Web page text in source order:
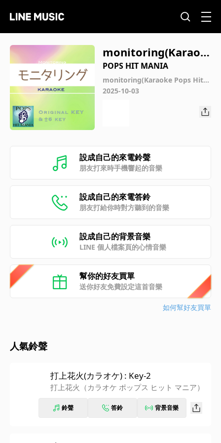
monitoring(Karaok
e) : Key-5 / wG
POPS HIT MANIA
monitoring(Karaoke Pops Hit
Mania)
2025-10-03
設成自己的來電鈴聲
朋友打來時手機響起的音樂
設成自己的來電答鈴
朋友打給你時對方聽到的音樂
設成自己的背景音樂
LINE 個人檔案頁的心情音樂
幫你的好友買單
送你好友免費設定這首音樂
如何幫好友買單
人氣鈴聲
打上花火(カラオケ) : Key-2
打上花火（カラオケ ポップス ヒット マニア）
鈴聲 答鈴 背景音樂